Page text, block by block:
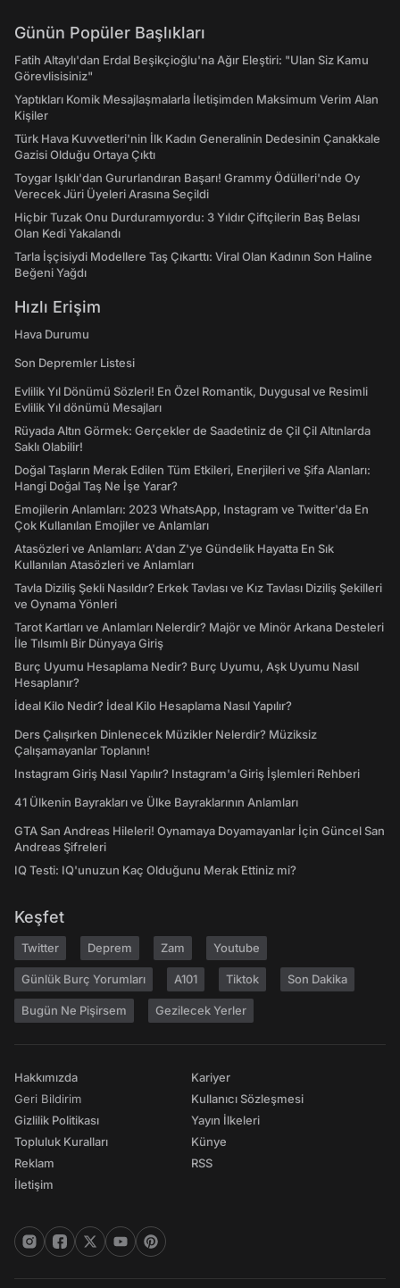
Günün Popüler Başlıkları
Fatih Altaylı'dan Erdal Beşikçioğlu'na Ağır Eleştiri: "Ulan Siz Kamu
Görevlisisiniz"
Yaptıkları Komik Mesajlaşmalarla İletişimden Maksimum Verim Alan
Kişiler
Türk Hava Kuvvetleri'nin İlk Kadın Generalinin Dedesinin Çanakkale
Gazisi Olduğu Ortaya Çıktı
Toygar Işıklı'dan Gururlandıran Başarı! Grammy Ödülleri'nde Oy
Verecek Jüri Üyeleri Arasına Seçildi
Hiçbir Tuzak Onu Durduramıyordu: 3 Yıldır Çiftçilerin Baş Belası
Olan Kedi Yakalandı
Tarla İşçisiydi Modellere Taş Çıkarttı: Viral Olan Kadının Son Haline
Beğeni Yağdı
Hızlı Erişim
Hava Durumu
Son Depremler Listesi
Evlilik Yıl Dönümü Sözleri! En Özel Romantik, Duygusal ve Resimli
Evlilik Yıl dönümü Mesajları
Rüyada Altın Görmek: Gerçekler de Saadetiniz de Çil Çil Altınlarda
Saklı Olabilir!
Doğal Taşların Merak Edilen Tüm Etkileri, Enerjileri ve Şifa Alanları:
Hangi Doğal Taş Ne İşe Yarar?
Emojilerin Anlamları: 2023 WhatsApp, Instagram ve Twitter'da En
Çok Kullanılan Emojiler ve Anlamları
Atasözleri ve Anlamları: A'dan Z'ye Gündelik Hayatta En Sık
Kullanılan Atasözleri ve Anlamları
Tavla Diziliş Şekli Nasıldır? Erkek Tavlası ve Kız Tavlası Diziliş Şekilleri
ve Oynama Yönleri
Tarot Kartları ve Anlamları Nelerdir? Majör ve Minör Arkana Desteleri
İle Tılsımlı Bir Dünyaya Giriş
Burç Uyumu Hesaplama Nedir? Burç Uyumu, Aşk Uyumu Nasıl
Hesaplanır?
İdeal Kilo Nedir? İdeal Kilo Hesaplama Nasıl Yapılır?
Ders Çalışırken Dinlenecek Müzikler Nelerdir? Müziksiz
Çalışamayanlar Toplanın!
Instagram Giriş Nasıl Yapılır? Instagram'a Giriş İşlemleri Rehberi
41 Ülkenin Bayrakları ve Ülke Bayraklarının Anlamları
GTA San Andreas Hileleri! Oynamaya Doyamayanlar İçin Güncel San
Andreas Şifreleri
IQ Testi: IQ'unuzun Kaç Olduğunu Merak Ettiniz mi?
Keşfet
Twitter Deprem Zam Youtube
Günlük Burç Yorumları A101 Tiktok Son Dakika
Bugün Ne Pişirsem Gezilecek Yerler
Hakkımızda
Geri Bildirim
Gizlilik Politikası
Topluluk Kuralları
Reklam
İletişim
Kariyer
Kullanıcı Sözleşmesi
Yayın İlkeleri
Künye
RSS